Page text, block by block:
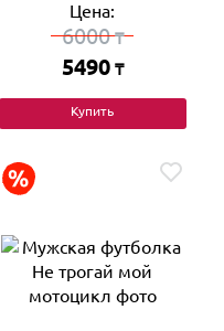
Цена:
6000₸
5490 ₸
Купить